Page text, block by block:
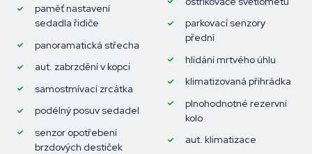
paměť nastavení
sedadla řidiče
panoramatická střecha
aut. zabrzdění v kopci
samostmívací zrcátka
podélný posuv sedadel
senzor opotřebení
brzdových destiček
parkovací senzory
přední
hlídání mrtvého úhlu
klimatizovaná přihrádka
plnohodnotné rezervní
kolo
aut. klimatizace